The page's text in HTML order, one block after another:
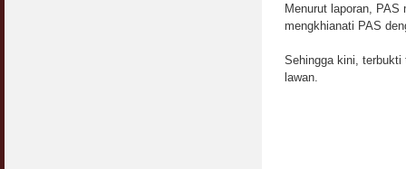
Menurut laporan,
mengkhianati PAS
Sehingga kini, terbukti
lawan.